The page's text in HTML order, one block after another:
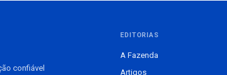
confiável
EDITORIAS
A Fazenda
Artigos